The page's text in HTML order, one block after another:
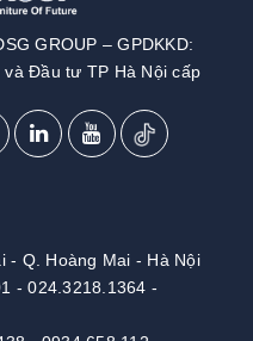
GROUP – GPDKKD:
Đầu tư TP Hà Nội cấp
- Q. Hoàng Mai - Hà Nội
-024.3218.1364 -